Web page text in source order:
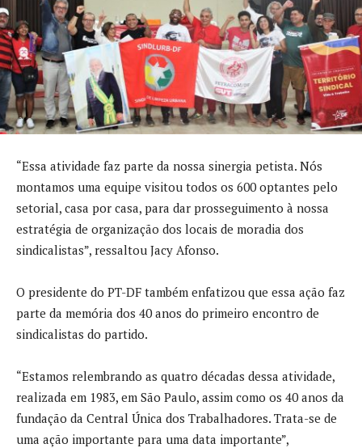
“Essa atividade faz parte da nossa sinergia petista. Nós
montamos uma equipe visitou todos os 600 optantes pelo
setorial, casa por casa, para dar prosseguimento à nossa
estratégia de organização dos locais de moradia dos
sindicalistas”, ressaltou Jacy Afonso.
O presidente do PT-DF também enfatizou que essa ação faz
parte da memória dos 40 anos do primeiro encontro de
sindicalistas do partido.
“Estamos relembrando as quatro décadas dessa atividade,
realizada em 1983, em São Paulo, assim como os 40 anos da
fundação da Central Única dos Trabalhadores. Trata-se de
uma ação importante para uma data importante”,